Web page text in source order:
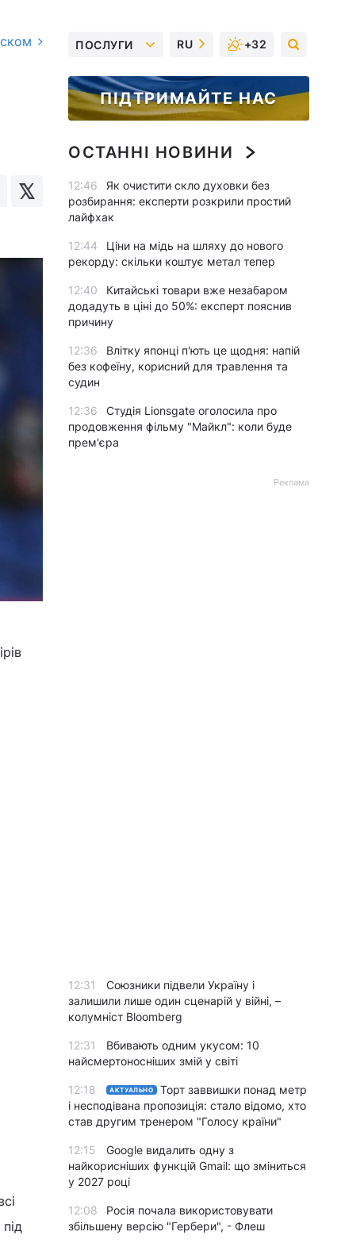
ПОСЛУГИ RU +32
ПІДТРИМАЙТЕ НАС
ОСТАННІ НОВИНИ
12:46
Як очистити скло духовки без
розбирання: експерти розкрили простий
лайфхак
12:44
Ціни на мідь на шляху до нового
рекорду: скільки коштує метал тепер
12:40
Китайські товари вже незабаром
додадуть в ціні до 50%: експерт пояснив
причину
12:36
Влітку японці п'ють це щодня: напій
без кофеїну, корисний для травлення та
судин
12:36
Студія Lionsgate оголосила про
продовження фільму "Майкл": коли буде
прем'єра
Реклама
12:31
Союзники підвели Україну і
залишили лише один сценарій у війні, –
колумніст Bloomberg
12:31
Вбивають одним укусом: 10
найсмертоносніших змій у світі
12:18 АКТУАЛЬНО
Торт заввишки понад метр
і несподівана пропозиція: стало відомо, хто
став другим тренером "Голосу країни"
12:15
Google видалить одну з
найкорисніших функцій Gmail: що зміниться
у 2027 році
12:08
Росія почала використовувати
збільшену версію "Гербери", - Флеш